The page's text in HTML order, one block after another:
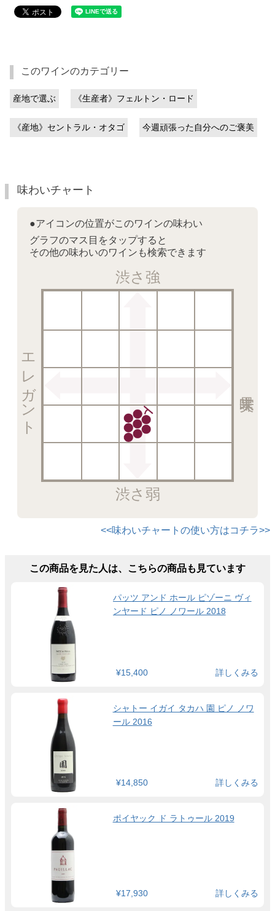
このワインのカテゴリー
産地で選ぶ 《生産者》フェルトン・ロード
《産地》セントラル・オタゴ 今週頑張った自分へのご褒美
味わいチャート
●アイコンの位置がこのワインの味わい
グラフのマス目をタップすると
その他の味わいのワインも検索できます
渋さ強
渋さ弱
エレガント
<<味わいチャートの使い方はコチラ>>
この商品を見た人は、こちらの商品も見ています
パッツ アンド ホール ピゾーニ ヴィ
ンヤード ピノ ノワール 2018
¥15,400 詳しくみる
シャトー イガイ タカハ 園 ピノ ノワ
ール 2016
¥14,850 詳しくみる
ポイヤック ド ラトゥール 2019
¥17,930 詳しくみる